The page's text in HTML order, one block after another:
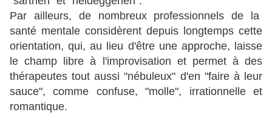
Par ailleurs, de nombreux professionnels de la
santé mentale considèrent depuis longtemps cette
orientation, qui, au lieu d'être une approche, laisse
le champ libre à l'improvisation et permet à des
thérapeutes tout aussi "nébuleux" d'en "faire à leur
sauce", comme confuse, "molle", irrationnelle et
romantique.